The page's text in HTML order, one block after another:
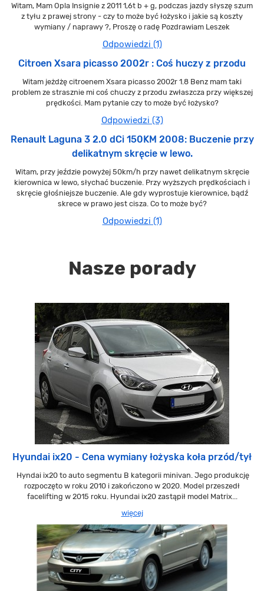
Witam, Mam Opla Insignie z 2011 1,6t b + g, podczas jazdy słyszę szum
z tyłu z prawej strony - czy to może być łożysko i jakie są koszty
wymiany / naprawy ?, Proszę o radę Pozdrawiam Leszek
Odpowiedzi (1)
Citroen Xsara picasso 2002r : Coś huczy z przodu
Witam jeżdżę citroenem Xsara picasso 2002r 1.8 Benz mam taki
problem ze strasznie mi coś chuczy z przodu zwłaszcza przy większej
prędkości. Mam pytanie czy to może być łożysko?
Odpowiedzi (3)
Renault Laguna 3 2.0 dCi 150KM 2008: Buczenie przy
delikatnym skręcie w lewo.
Witam, przy jeździe powyżej 50km/h przy nawet delikatnym skręcie
kierownica w lewo, słychać buczenie. Przy wyższych prędkościach i
skręcie głośniejsze buczenie. Ale gdy wyprostuje kierownice, bądź
skrece w prawo jest cisza. Co to może być?
Odpowiedzi (1)
Nasze porady
Hyundai ix20 - Cena wymiany łożyska koła przód/tył
Hyndai ix20 to auto segmentu B kategorii minivan. Jego produkcję
rozpoczęto w roku 2010 i zakończono w 2020. Model przeszedł
facelifting w 2015 roku. Hyundai ix20 zastąpił model Matrix...
więcej